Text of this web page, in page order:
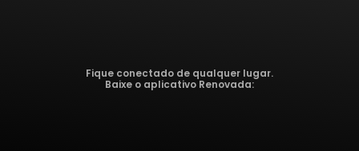
Fique conectado de qualquer lugar.
Baixe o aplicativo Renovada: